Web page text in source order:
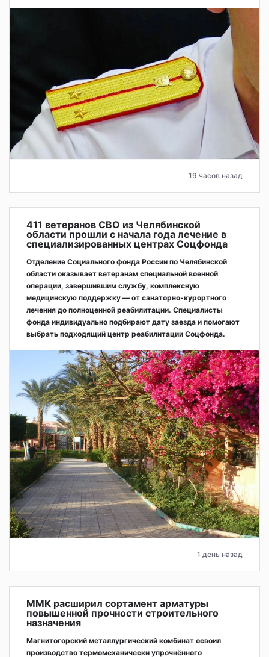
19 часов назад
411 ветеранов СВО из Челябинской
области прошли с начала года лечение в
специализированных центрах Соцфонда
Отделение Социального фонда России по Челябинской
области оказывает ветеранам специальной военной
операции, завершившим службу, комплексную
медицинскую поддержку — от санаторно-курортного
лечения до полноценной реабилитации. Специалисты
фонда индивидуально подбирают дату заезда и помогают
выбрать подходящий центр реабилитации Соцфонда.
1 день назад
ММК расширил сортамент арматуры
повышенной прочности строительного
назначения
Магнитогорский металлургический комбинат освоил
производство термомеханически упрочнённого